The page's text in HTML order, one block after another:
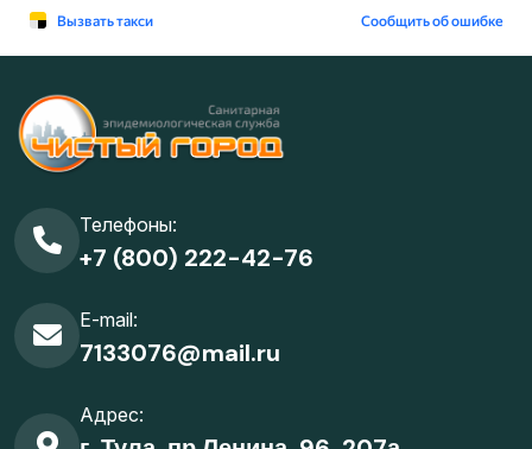
Телефоны:
+7 (800) 222-42-76
E-mail:
7133076@mail.ru
Адрес: